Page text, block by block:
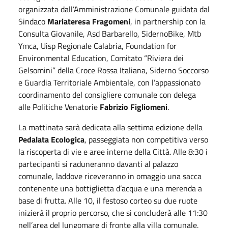
organizzata dall’Amministrazione Comunale guidata dal
Sindaco Mariateresa Fragomeni, in partnership con la
Consulta Giovanile, Asd Barbarello, SidernoBike, Mtb
Ymca, Uisp Regionale Calabria, Foundation for
Environmental Education, Comitato “Riviera dei
Gelsomini” della Croce Rossa Italiana, Siderno Soccorso
e Guardia Territoriale Ambientale, con l’appassionato
coordinamento del consigliere comunale con delega
alle Politiche Venatorie Fabrizio Figliomeni.
La mattinata sarà dedicata alla settima edizione della
Pedalata Ecologica, passeggiata non competitiva verso
la riscoperta di vie e aree interne della Città. Alle 8:30 i
partecipanti si raduneranno davanti al palazzo
comunale, laddove riceveranno in omaggio una sacca
contenente una bottiglietta d’acqua e una merenda a
base di frutta. Alle 10, il festoso corteo su due ruote
inizierà il proprio percorso, che si concluderà alle 11:30
nell’area del lungomare di fronte alla villa comunale,